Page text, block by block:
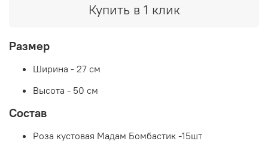
Купить в 1 клик
Размер
Ширина - 27 см
Высота - 50 см
Состав
Роза кустовая Мадам Бомбастик -15шт